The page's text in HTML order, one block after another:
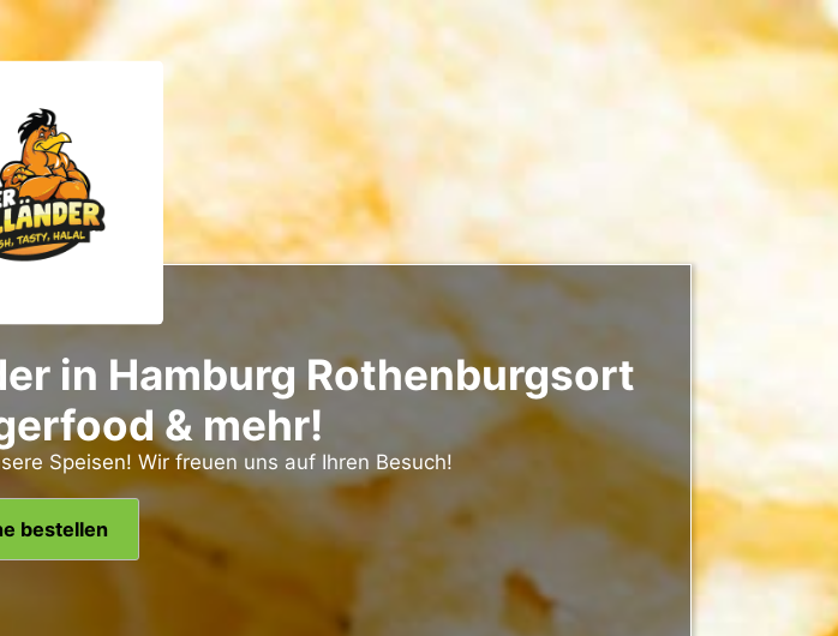
in Hamburg Rothenburgsort
& mehr!
Speisen! Wir freuen uns auf Ihren Besuch!
bestellen